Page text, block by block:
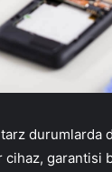
durumlarda
cihaz, garantisi